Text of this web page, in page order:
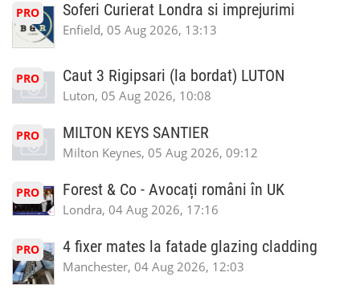
PRO Soferi Curierat Londra si imprejurimi
Enfield, 05 Aug 2026, 13:13
PRO Caut 3 Rigipsari (la bordat) LUTON
Luton, 05 Aug 2026, 10:08
PRO MILTON KEYS SANTIER
Milton Keynes, 05 Aug 2026, 09:12
PRO Forest & Co - Avocați români în UK
Londra, 04 Aug 2026, 17:16
PRO 4 fixer mates la fatade glazing cladding
Manchester, 04 Aug 2026, 12:03